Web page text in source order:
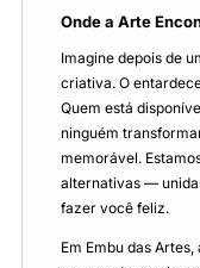
Onde a Arte
Imagine depois de
criativa. O
Quem está
ninguém
memorável.
alternativas —
fazer você feliz.
Em Embu das